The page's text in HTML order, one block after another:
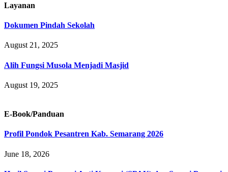
Layanan
Dokumen Pindah Sekolah
August 21, 2025
Alih Fungsi Musola Menjadi Masjid
August 19, 2025
E-Book/Panduan
Profil Pondok Pesantren Kab. Semarang 2026
June 18, 2026